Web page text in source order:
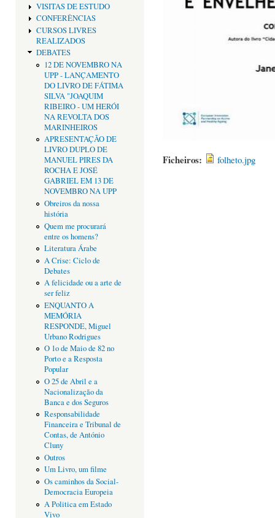
VISITAS DE ESTUDO
CONFERÊNCIAS
CURSOS LIVRES
REALIZADOS
DEBATES
12 DE NOVEMBRO NA
UPP - LANÇAMENTO
DO LIVRO DE FÁTIMA
SILVA "JOAQUIM
RIBEIRO - UM HERÓI
NA REVOLTA DOS
MARINHEIROS
APRESENTAÇÃO DE
LIVRO DUPLO DE
MANUEL PIRES DA
ROCHA E JOSÉ
GABRIEL EM 13 DE
NOVEMBRO NA UPP
Obreiros da nossa
história
Quem me procurará
entre os homens?
Literatura Árabe
A Crise: Ciclo de
Debates
A felicidade ou a arte de
ser feliz
ENQUANTO A
MEMÓRIA
RESPONDE, Miguel
Urbano Rodrigues
O 1o de Maio de 82 no
Porto e a Resposta
Popular
O 25 de Abril e a
Nacionalização da
Banca e dos Seguros
Responsabilidade
Financeira e Tribunal de
Contas, de António
Cluny
Outros
Um Livro, um filme
Os caminhos da Social-
Democracia Europeia
A Politica em Estado
Vivo
Ficheiros: folheto.jpg